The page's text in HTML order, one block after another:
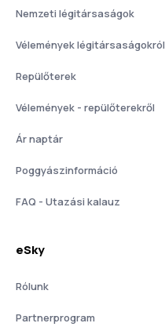
Nemzeti légitársaságok
Vélemények légitársaságokról
Repülőterek
Vélemények - repülőterekről
Ár naptár
Poggyászinformáció
FAQ - Utazási kalauz
eSky
Rólunk
Partnerprogram